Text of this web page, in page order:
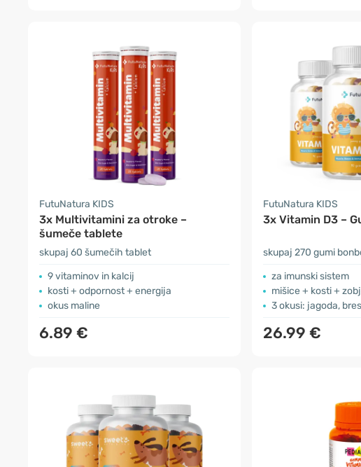
FutuNatura KIDS
3x Multivitamini za otroke –
šumeče tablete
skupaj 60 šumečih tablet
9 vitaminov in kalcij
kosti + odpornost + energija
okus maline
6.89 €
FutuNatura KIDS
3x Vitamin D3 –
skupaj 270 gumi
za imunski sistem
mišice + kosti +
3 okusi: jagoda,
26.99 €